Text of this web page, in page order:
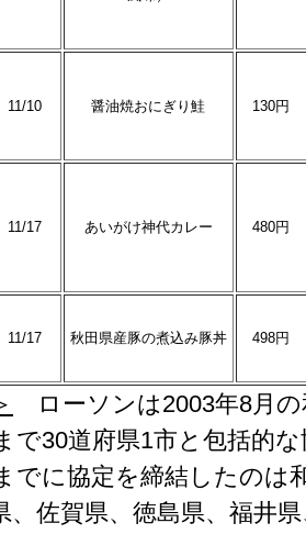
11/10 醤油焼おにぎり鮭 130円
11/17 あいがけ神代カレー 480円
11/17 秋田県産豚の煮込み豚丼 498円
ローソンは2003年8月
で30道府県1市と包括的
でに協定を締結したのは
、佐賀県、徳島県、福井